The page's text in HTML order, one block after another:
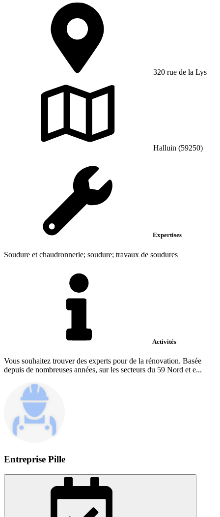
320 rue de la Lys
Halluin (59250)
Expertises
Soudure et chaudronnerie; soudure; travaux de soudures
Activités
Vous souhaitez trouver des experts pour de la rénovation. Basée
depuis de nombreuses années, sur les secteurs du 59 Nord et e...
Entreprise Pille